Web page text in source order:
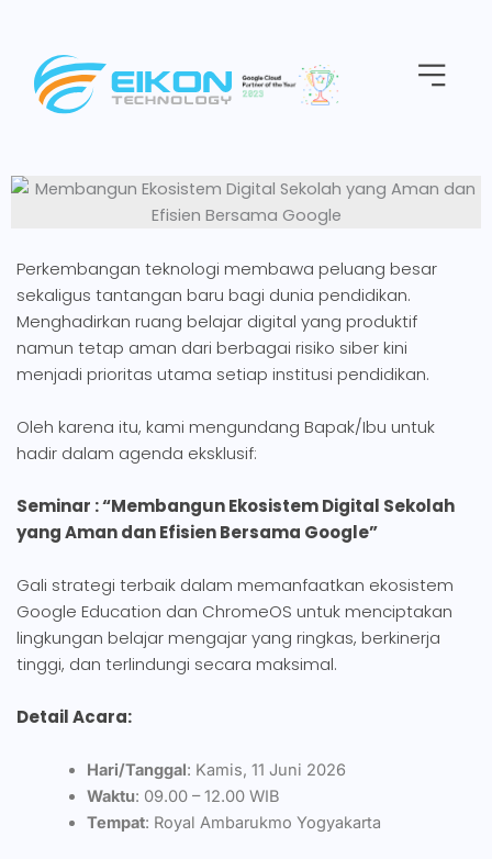
content
Menu
Perkembangan teknologi membawa peluang besar
sekaligus tantangan baru bagi dunia pendidikan.
Menghadirkan ruang belajar digital yang produktif
namun tetap aman dari berbagai risiko siber kini
menjadi prioritas utama setiap institusi pendidikan.
Oleh karena itu, kami mengundang Bapak/Ibu untuk
hadir dalam agenda eksklusif:
Seminar : “Membangun Ekosistem Digital Sekolah
yang Aman dan Efisien Bersama Google”
Gali strategi terbaik dalam memanfaatkan ekosistem
Google Education dan ChromeOS untuk menciptakan
lingkungan belajar mengajar yang ringkas, berkinerja
tinggi, dan terlindungi secara maksimal.
Detail Acara:
Hari/Tanggal: Kamis, 11 Juni 2026
Waktu: 09.00 – 12.00 WIB
Tempat: Royal Ambarukmo Yogyakarta